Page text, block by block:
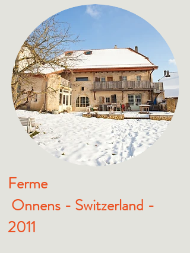
Ferme
Onnens - Switzerland -
2011